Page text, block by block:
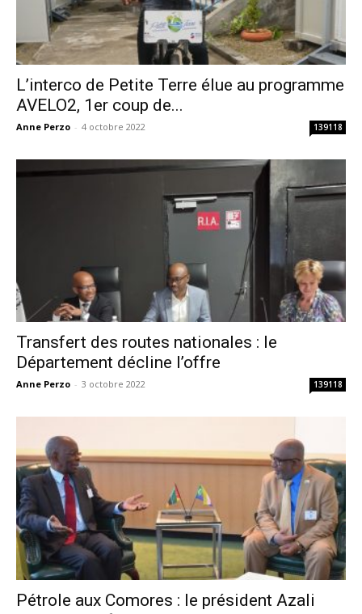
L’interco de Petite Terre élue au programme
AVELO2, 1er coup de...
Anne Perzo - 4 octobre 2022 139118
Transfert des routes nationales : le
Département décline l’offre
Anne Perzo - 3 octobre 2022 139118
Pétrole aux Comores : le président Azali